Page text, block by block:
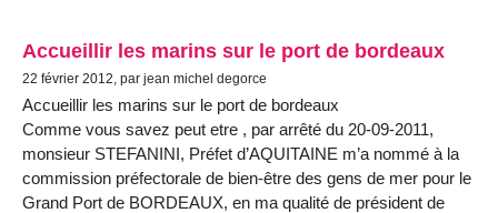
Accueillir les marins sur le port de bordeaux
22 février 2012, par jean michel degorce
Accueillir les marins sur le port de bordeaux
Comme vous savez peut etre , par arrêté du 20-09-2011,
monsieur STEFANINI, Préfet d’AQUITAINE m’a nommé à la
commission préfectorale de bien-être des gens de mer pour le
Grand Port de BORDEAUX, en ma qualité de président de